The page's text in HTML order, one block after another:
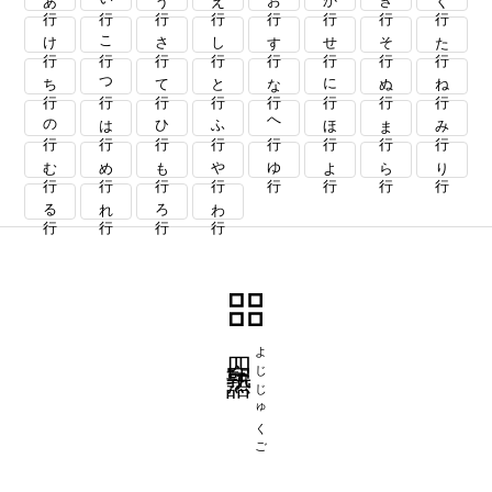
け行 こ行 さ行 し行 す行 せ行 そ行 た行
ち行 つ行 て行 と行 な行 に行 ぬ行 ね行
の行 は行 ひ行 ふ行 へ行 ほ行 ま行 み行
む行 め行 も行 や行 ゆ行 よ行 ら行 り行
る行 れ行 ろ行 わ行
よじじゅくご